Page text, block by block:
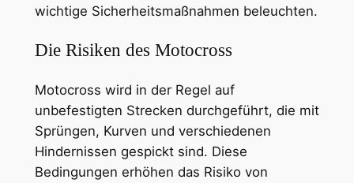
wichtige Sicherheitsmaßnahmen beleuchten.
Die Risiken des Motocross
Motocross wird in der Regel auf
unbefestigten Strecken durchgeführt, die mit
Sprüngen, Kurven und verschiedenen
Hindernissen gespickt sind. Diese
Bedingungen erhöhen das Risiko von